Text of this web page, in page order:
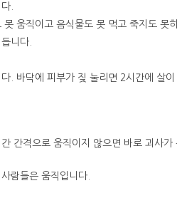
.
움직이고 음식물도 못 먹고 죽지도 못
니다.
. 바닥에 피부가 짖 눌리면 2시간에 살
간격으로 움직이지 않으면 바로 괴사가
람들은 움직입니다.